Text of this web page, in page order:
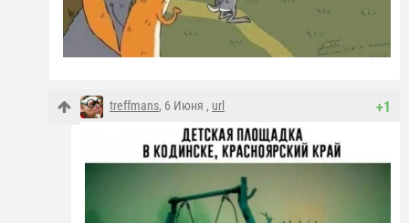
+1
treffmans, 6 Июня , url